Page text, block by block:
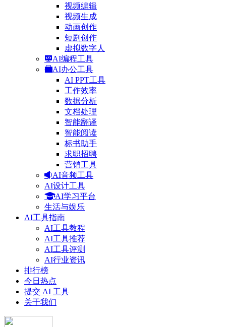
视频编辑
视频生成
动画创作
短剧创作
虚拟数字人
AI编程工具
AI办公工具
AI PPT工具
工作效率
数据分析
文档处理
智能翻译
智能阅读
标书助手
求职招聘
营销工具
AI音频工具
AI设计工具
AI学习平台
生活与娱乐
AI工具指南
AI工具教程
AI工具推荐
AI工具评测
AI行业资讯
排行榜
今日热点
提交 AI 工具
关于我们